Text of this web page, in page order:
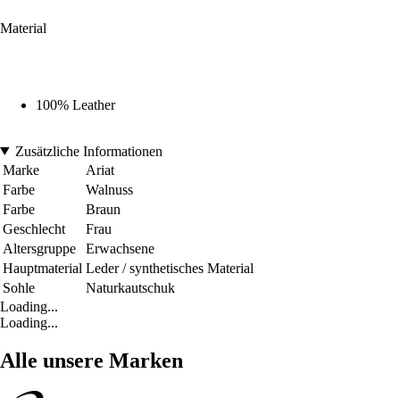
Material
100% Leather
Zusätzliche Informationen
Marke
Ariat
Farbe
Walnuss
Farbe
Braun
Geschlecht
Frau
Altersgruppe
Erwachsene
Hauptmaterial Leder / synthetisches Material
Sohle
Naturkautschuk
Loading...
Loading...
Alle unsere Marken